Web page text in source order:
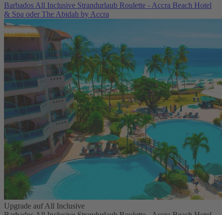
Barbados All Inclusive Strandurlaub Roulette - Accra Beach Hotel
& Spa oder The Abidah by Accra
Upgrade auf All Inclusive